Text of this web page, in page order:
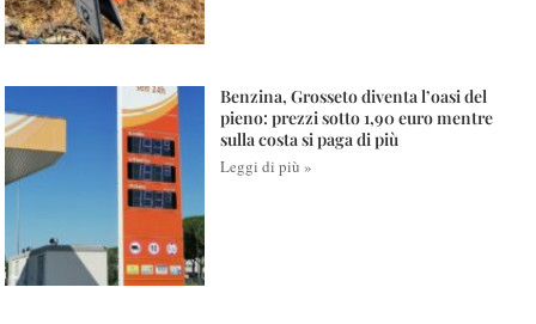
Benzina, Grosseto diventa l’oasi del
pieno: prezzi sotto 1,90 euro mentre
sulla costa si paga di più
Leggi di più »